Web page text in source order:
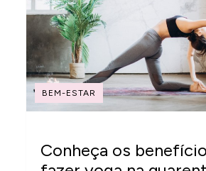
BEM-ESTAR
Conheça os